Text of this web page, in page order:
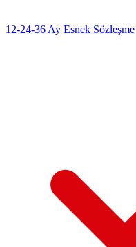
12-24-36 Ay Esnek Sözleşme